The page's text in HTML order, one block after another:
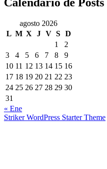
Calendario de Posts
agosto 2026
L M X J V S D
1
2
3
4 5 6 7 8
9
10 11 12 13 14 15 16
17 18 19 20 21 22 23
24 25 26 27 28 29 30
31
« Ene
Striker WordPress Starter Theme